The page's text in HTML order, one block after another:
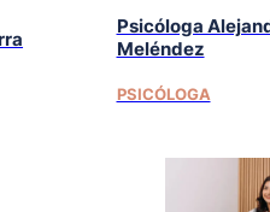
Psicóloga
Meléndez
PSICÓLOGA